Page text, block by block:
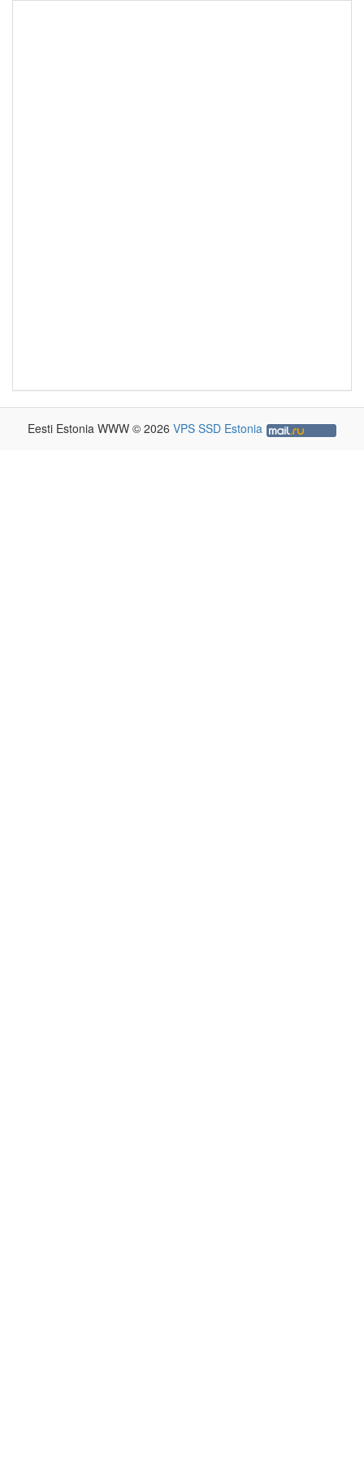
Eesti Estonia WWW © 2026 VPS SSD Estonia